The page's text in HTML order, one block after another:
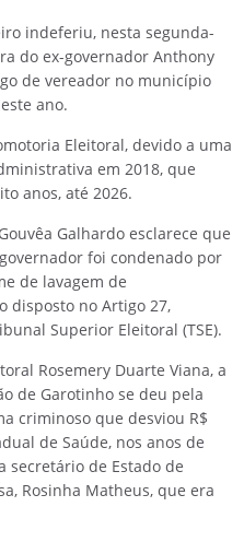
indeferiu, nesta segunda-
do ex-governador Anthony
de vereador no município
ano.
Eleitoral, devido a uma
em 2018, que
anos, até 2026.
Galhardo esclarece que
foi condenado por
de lavagem de
disposto no Artigo 27,
Superior Eleitoral (TSE).
Rosemery Duarte Viana, a
de Garotinho se deu pela
criminoso que desviou R$
de Saúde, nos anos de
secretário de Estado de
Rosinha Matheus, que era